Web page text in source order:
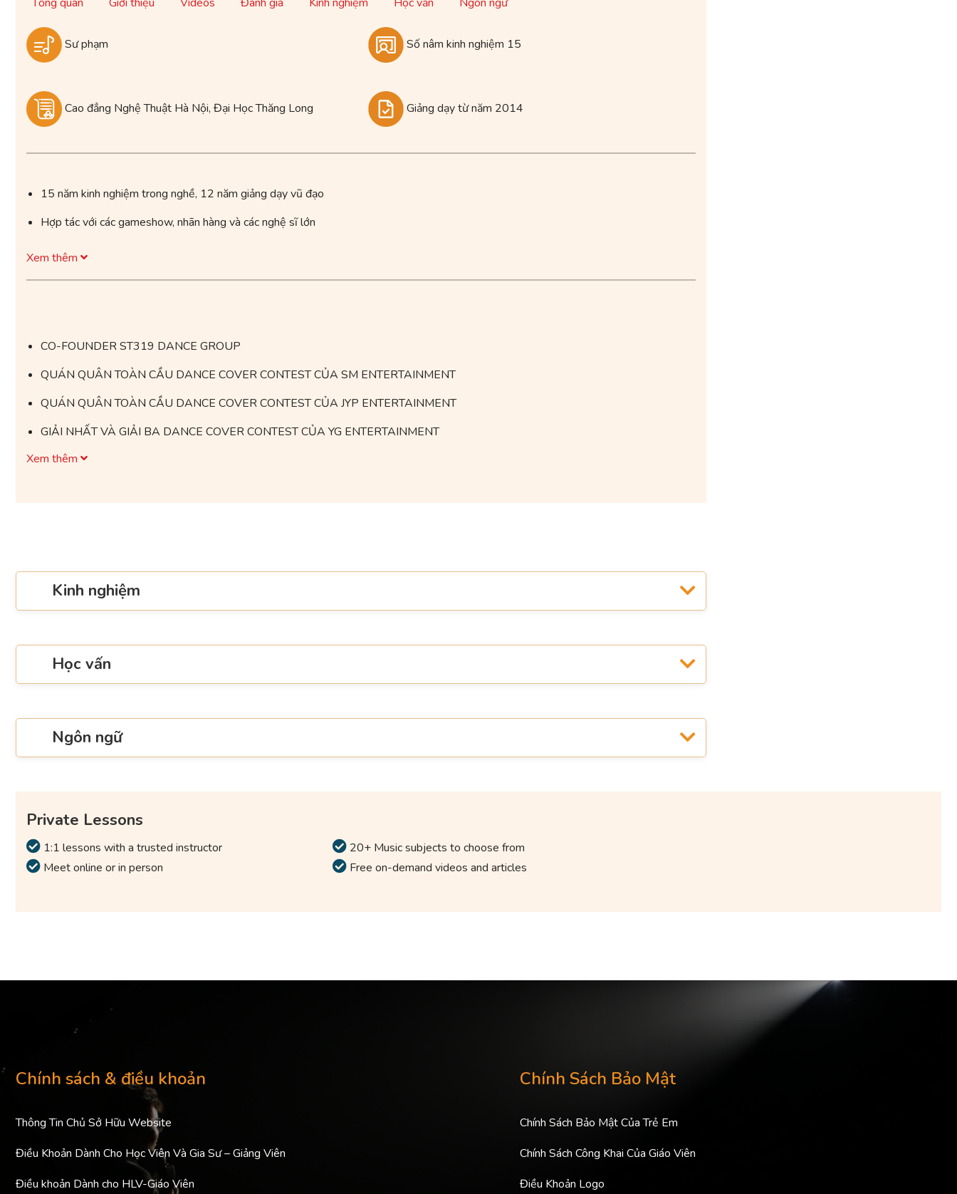
Sư phạm Số nâm kinh nghiệm 15
Cao đẳng Nghệ Thuật Hà Nội, Đại Học Thăng Long Giảng dạy từ năm 2014
15 năm kinh nghiệm trong nghề, 12 năm giảng dạy vũ đạo
Hợp tác với các gameshow, nhãn hàng và các nghệ sĩ lớn
Xem thêm
CO-FOUNDER ST319 DANCE GROUP
QUÁN QUÂN TOÀN CẦU DANCE COVER CONTEST CỦA SM ENTERTAINMENT
QUÁN QUÂN TOÀN CẦU DANCE COVER CONTEST CỦA JYP ENTERTAINMENT
GIẢI NHẤT VÀ GIẢI BA DANCE COVER CONTEST CỦA YG ENTERTAINMENT
GIẢI NHẤT TOÀN CẦU DANCE COVER CỦA STARSHIP ENTERTAINMEN
Xem thêm
Kinh nghiệm
Học vấn
Ngôn ngữ
Private Lessons
1:1 lessons with a trusted instructor
20+ Music subjects to choose from
Meet online or in person
Free on-demand videos and articles
Chính sách & điều khoản
Thông Tin Chủ Sở Hữu Website
Điều Khoản Dành Cho Học Viên Và Gia Sư – Giảng Viên
Điều khoản Dành cho HLV-Giáo Viên
Chính Sách Bảo Mật
Chính Sách Bảo Mật Của Trẻ Em
Chính Sách Công Khai Của Giáo Viên
Điều Khoản Logo